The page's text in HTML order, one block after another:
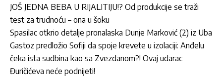
JOŠ JEDNA BEBA U RIJALITIJU!? Od produkcije se traži
test za trudnoću – ona u šoku
Spasilac otkrio detalje pronalaska Dunje Marković (2) iz Uba
Gastoz predložio Sofiji da spoje krevete u izolaciji: Anđelu
čeka ista sudbina kao sa Zvezdanom?! Ovaj udarac
Đuričićeva neće podnijeti!